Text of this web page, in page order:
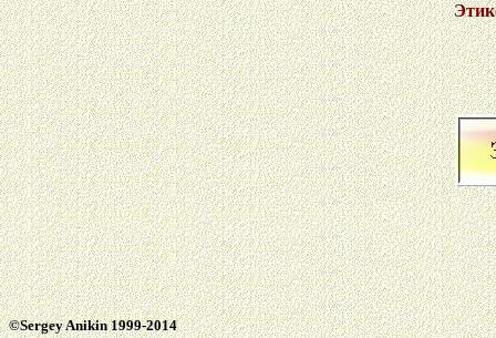
©Sergey Anikin 1999-2014